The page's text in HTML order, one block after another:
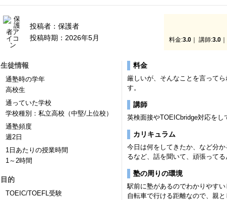
投稿者： 保護者
投稿時期： 2026年5月 料金:3.0 ｜ 講師:3.0
生徒情報
通塾時の学年
高校生
通っていた学校
学校種別：私立高校（中堅/上位校）
通塾頻度
週2日
1日あたりの授業時間
1～2時間
目的
TOEIC/TOEFL受験
料金
厳しいが、そんなことを言って
す。
講師
英検面接やTOEICbridge対応をし
カリキュラム
今日は何をしてきたか、など分
るなど、話を聞いて、頑張って
塾の周りの環境
駅前に塾があるのでわかりやす
自転車で行ける距離なので、親と